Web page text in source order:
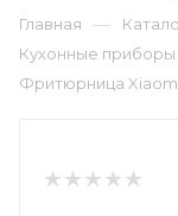
Главная —
Кухонные приборы
Фритюрница Xiaomi